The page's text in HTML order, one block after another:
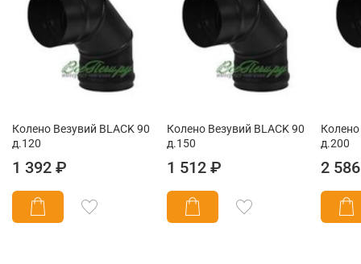
Колено Везувий BLACK 90
д.120
1 392 ₽
Колено Везувий BLACK 90
д.150
1 512 ₽
д.200
2